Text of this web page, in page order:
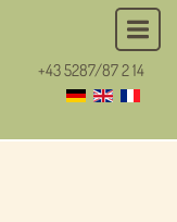
+43 5287/87 2 14